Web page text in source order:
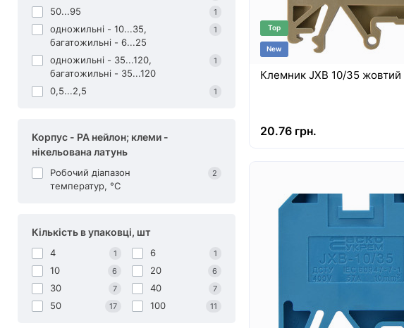
50...95 1
одножильні - 10...35,
багатожильні - 6...25
1
одножильні - 35...120,
багатожильні - 35...120
1
0,5...2,5 1
Корпус - PA нейлон; клеми -
нікельована латунь
Робочий діапазон
температур, °С
2
Кількість в упаковці, шт
4 1 6 1
10 6 20 6
30 7 40 7
50 17 100 11
Top
New
Клемник JXB 10/35 жовтий
20.76 грн.